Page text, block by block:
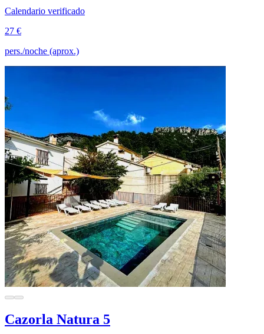
Calendario verificado
27 €
pers./noche (aprox.)
Cazorla Natura 5